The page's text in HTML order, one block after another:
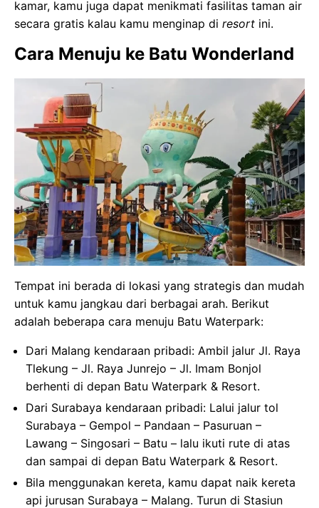
kamar, kamu juga dapat menikmati fasilitas taman air
secara gratis kalau kamu menginap di resort ini.
Cara Menuju ke Batu Wonderland
Tempat ini berada di lokasi yang strategis dan mudah
untuk kamu jangkau dari berbagai arah. Berikut
adalah beberapa cara menuju Batu Waterpark:
Dari Malang kendaraan pribadi: Ambil jalur Jl. Raya
Tlekung – Jl. Raya Junrejo – Jl. Imam Bonjol
berhenti di depan Batu Waterpark & Resort.
Dari Surabaya kendaraan pribadi: Lalui jalur tol
Surabaya – Gempol – Pandaan – Pasuruan –
Lawang – Singosari – Batu – lalu ikuti rute di atas
dan sampai di depan Batu Waterpark & Resort.
Bila menggunakan kereta, kamu dapat naik kereta
api jurusan Surabaya – Malang. Turun di Stasiun